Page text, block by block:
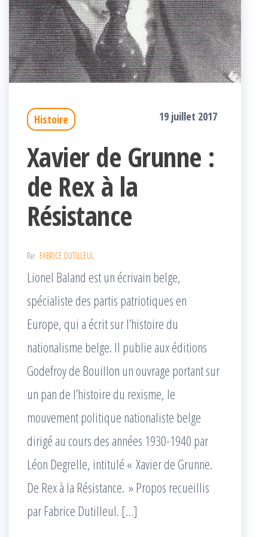
Histoire 19 juillet 2017
Xavier de Grunne :
de Rex à la
Résistance
Par FABRICE DUTILLEUL
Lionel Baland est un écrivain belge,
spécialiste des partis patriotiques en
Europe, qui a écrit sur l’histoire du
nationalisme belge. Il publie aux éditions
Godefroy de Bouillon un ouvrage portant sur
un pan de l’histoire du rexisme, le
mouvement politique nationaliste belge
dirigé au cours des années 1930-1940 par
Léon Degrelle, intitulé « Xavier de Grunne.
De Rex à la Résistance. » Propos recueillis
par Fabrice Dutilleul. […]